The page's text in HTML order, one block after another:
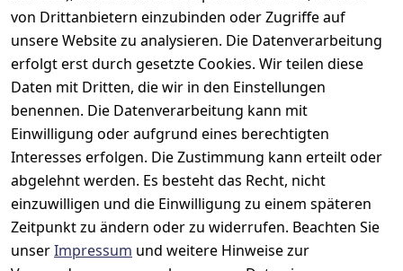
von Drittanbietern einzubinden oder Zugriffe auf
unsere Website zu analysieren. Die Datenverarbeitung
erfolgt erst durch gesetzte Cookies. Wir teilen diese
Daten mit Dritten, die wir in den Einstellungen
benennen. Die Datenverarbeitung kann mit
Einwilligung oder aufgrund eines berechtigten
Interesses erfolgen. Die Zustimmung kann erteilt oder
abgelehnt werden. Es besteht das Recht, nicht
einzuwilligen und die Einwilligung zu einem späteren
Zeitpunkt zu ändern oder zu widerrufen. Beachten Sie
unserImpressum und weitere Hinweise zur
AGB
Datenschutze
Barrierefreihe
itserklärung
Widerrufsbele
hrung
Retoureninfo
Prilux Print
Solutions
Wilhem-
Leuschner-Str.
19
D-63322
Rödermark
Tel.: 06074
Email:
info@prilux-
Hersteller
Druckqualität
Wartungskit
Roller-
Diagramm
Ersatzteile
aus eigenen
Lagerbestand
und
Versand
Versandpausc